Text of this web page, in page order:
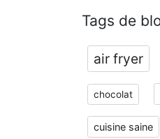
Tags de
air fryer
chocolat
cuisine saine